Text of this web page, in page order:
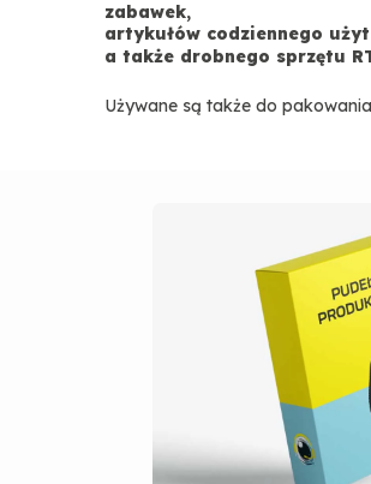
zabawek,
artykułów codziennego
a także drobnego sprzętu
Używane są także do